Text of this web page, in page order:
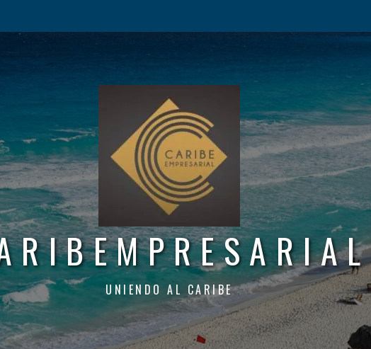
UNIENDO AL CARIBE